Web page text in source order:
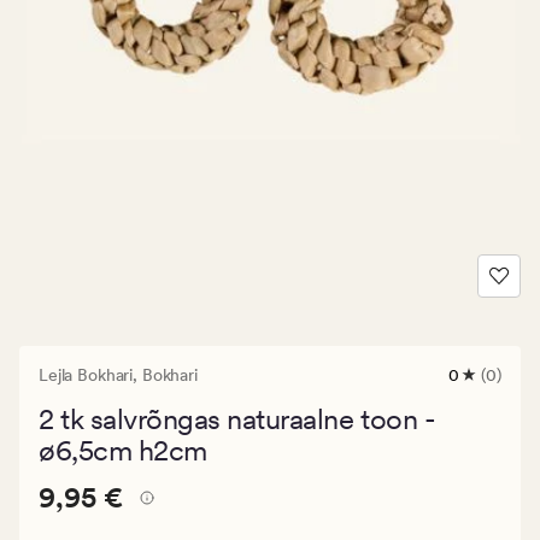
Lejla Bokhari, Bokhari
0
0 (0)
2 tk salvrõngas naturaalne toon -
ø6,5cm h2cm
Pris_ee
9,95
Pris_ee 9,95 €
9,95 €